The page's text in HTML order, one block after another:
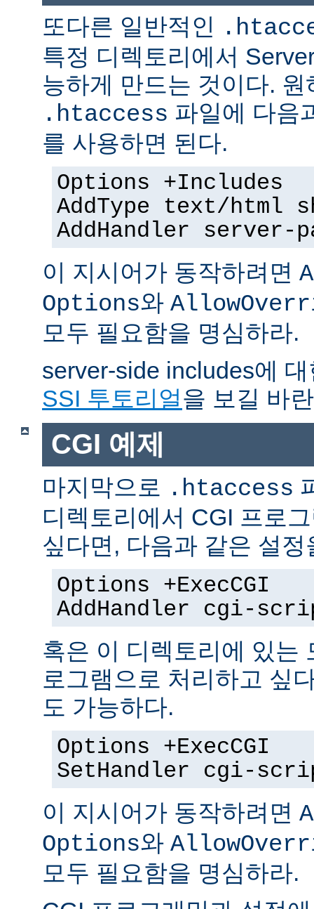
또다른 일반적인
특정 디렉토리에서
능하게 만드는 것이다.
.htaccess 파일에 다음
를 사용하면 된다.
Options +Includes
AddType text/html
AddHandler server-
이 지시어가 동작하려면
Options와
모두 필요함을 명심하라.
server-side includes에
SSI 투토리얼을 보길 바
CGI 예제
마지막으로 .htaccess
디렉토리에서 CGI 프로
싶다면, 다음과 같은 설정
Options +ExecCGI
AddHandler cgi-
혹은 이 디렉토리에 있는
로그램으로 처리하고 싶
도 가능하다.
Options +ExecCGI
SetHandler cgi-
이 지시어가 동작하려면
Options와
모두 필요함을 명심하라.